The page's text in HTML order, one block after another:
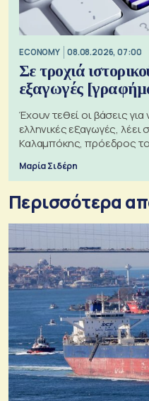
ECONOMY 08.08.2026, 07:00
Σε τροχιά
εξαγωγές
Έχουν τεθεί οι βάσεις
ελληνικές εξαγωγές, λέει
Καλαμπόκης, πρόεδρος
Μαρία Σιδέρη
Περισσότερα